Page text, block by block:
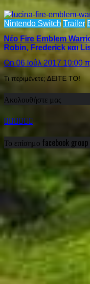
Nintendo Switch Trailer
Νέο Fire Emblem
Robin, Frederick και
On 06 Ιούλ 2017 10:00
Τι περιμένετε; ΔΕΙΤΕ ΤΟ!
Ακολουθήστε μας
Το επίσημο facebook